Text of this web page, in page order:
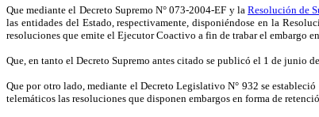
Que mediante el Decreto Supremo N° 073-2004-EF y laResolución de
las entidades del Estado, respectivamente, disponiéndose en la
resoluciones que emite el Ejecutor Coactivo a fin de trabar el embargo
Que, en tanto el Decreto Supremo antes citado se publicó el 1 de junio
Que por otro lado, mediante el Decreto Legislativo N° 932 se
telemáticos las resoluciones que disponen embargos en forma de